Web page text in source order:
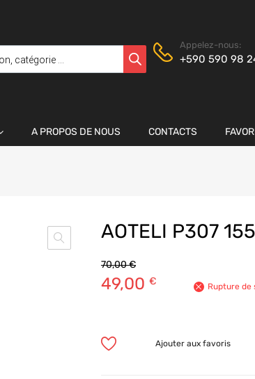
Appelez-nous:
+590 590 98
A PROPOS DE NOUS CONTACTS
AOTELI P307
70,00€
49,00 € Rupture de
Ajouter aux favoris